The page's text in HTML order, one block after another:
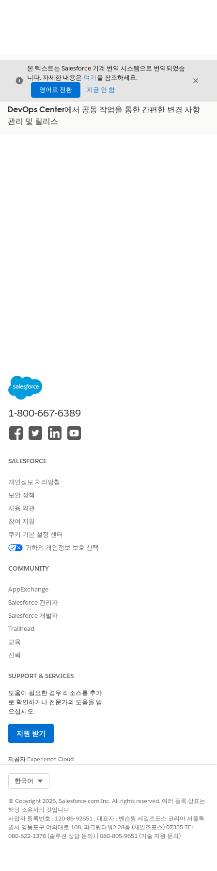
닫기
본 텍스트는 Salesforce 기계 번역 시스템으로 번역되었습
니다. 자세한 내용은 여기 를 참조하세요.
영어로 전환
지금 안 함
닫기
DevOps Center에서 공동 작업을 통한 간편한 변경 사항
관리 및 릴리스
DevOps Center 설정 계획
차세대 DevOps Center 구성하기 전에 팀의 작업 방식 및 릴리스 프
할 환경, 사용할 소스 제어 공급자 등 설정 중에 결정한 사항은
DevOps Center 조직에 얼마나 효과적으로 작동하는지에 따라 결
설정 전에 요구 사항을 검토합니다.
대한 고려 사항을
비프로덕션 조직에서 DevOps Center 평가
Developer Edition 조직, 소스 추적 개발자, Developer Pro
Sandbox 또는 프로덕션 대신 스크래치 조직에서 DevOps Center
평가할 수 있습니다. 비프로덕션 조직에서
파이프라인에 사용할 조직을 식별하고 준비합니다(개발, 파이프라
인 스테이지, 릴리스).
필요에 따라 통합, 사용자 수용 테스트, 스테이징 등 파이프라인
스테이지에 대한 Sandbox를 만듭니다.
그인 자격 증명을 가져옵니다.
환경 관리를 참조하십시오.
프로젝트 전략 계획
팀에 하나의 프로젝트가 필요한지 또는 여러 프로젝트가 필요한지
구조, 팀이 메타데이터 및 데이터 종속성을 관리하는 방법에 영향을
미칩니다.DevOps Center 프로젝트 모범 사례를 참조하십시오.
파이프라인 계획
파이프라인은 작업 항목이 이동하는 단계의 순서입니다. 각 스테이
지에는 환경 및 지점이 있습니다. 필요한 단계 수와 지점의 이름을
계획합니다.파이프라인 계획을 참조하십시오.
1-800-667-6389
SALESFORCE
개인정보 처리방침
보안 정책
사용 약관
참여 지침
쿠키 기본 설정 센터
귀하의 개인정보 보호 선택
COMMUNITY
AppExchange
Salesforce 관리자
Salesforce 개발자
Trailhead
교육
신뢰
SUPPORT & SERVICES
도움이 필요한 경우 리소스를 추가
로 확인하거나 전문가의 도움을 받
으십시오.
지원 받기
제공자 Experience Cloud
한국어
© Copyright 2026, Salesforce.com Inc. All rights reserved. 여러 등록 상표는
해당 소유자의 것입니다.
사업자 등록번호 : 120-86-92851 , 대표자 : 벤슨웡 세일즈포스 코리아 서울특
별시 영등포구 여의대로 108, 파크원타워2 28층 (세일즈포스) 07335 TEL :
080-822-1378 (솔루션 상담 문의) | 080-805-9651 (기술 지원 문의)